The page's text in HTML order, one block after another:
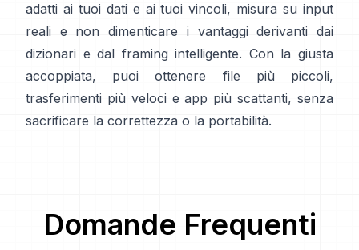
adatti ai tuoi dati e ai tuoi vincoli, misura su input
reali e non dimenticare i vantaggi derivanti dai
dizionari e dal framing intelligente. Con la giusta
accoppiata, puoi ottenere file più piccoli,
trasferimenti più veloci e app più scattanti, senza
sacrificare la correttezza o la portabilità.
Domande Frequenti